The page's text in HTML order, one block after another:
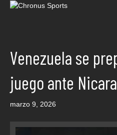
Venezuela se
juego ante
marzo 9, 2026